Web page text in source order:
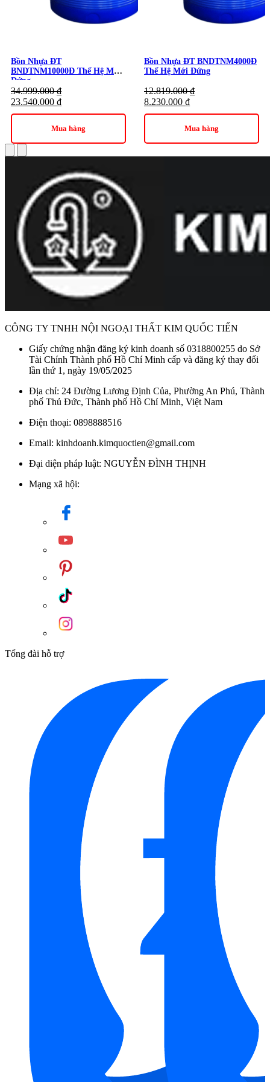
Bồn Nhựa ĐT BNDTNM5000Đ Thế Hệ Mới Đứng chứa đa dạng
nguồn nước
Quý khách hàng quan tâm đến sản phẩm bồn nước nhựa Tân
Á Đại Thành thế hệ mới 5000 lít đứng và các sản phẩm thiết bị
nước khác có thể liên hệ ngay với Kim Quốc Tiến qua số điện
thoại 0898888516 để được tư vấn và hỗ trợ tốt nhất.
Quốc Tiếntự hào là đơn vị cung cấp các sản phẩm chính hãng
Bồn Nhựa ĐT Thế Hệ Mới/Bồn ĐT Thế Hệ Mới Đứng/
Bồn Nhựa ĐT
BNDTNM10000Đ Thế Hệ Mới
Đứng
34.999.000₫
23.540.000 ₫
Mua hàng
Bồn Nhựa ĐT BNDTNM4000Đ
Thế Hệ Mới Đứng
12.819.000₫
8.230.000 ₫
Mua hàng
CÔNG TY TNHH NỘI NGOẠI THẤT KIM QUỐC TIẾN
Giấy chứng nhận đăng ký kinh doanh số 0318800255 do Sở
Tài Chính Thành phố Hồ Chí Minh cấp và đăng ký thay đổi
lần thứ 1, ngày 19/05/2025
Địa chỉ: 24 Đường Lương Định Của, Phường An Phú, Thành
phố Thủ Đức, Thành phố Hồ Chí Minh, Việt Nam
Điện thoại: 0898888516
Email: kinhdoanh.kimquoctien@gmail.com
Đại diện pháp luật: NGUYỄN ĐÌNH THỊNH
Mạng xã hội:
Tổng đài hỗ trợ